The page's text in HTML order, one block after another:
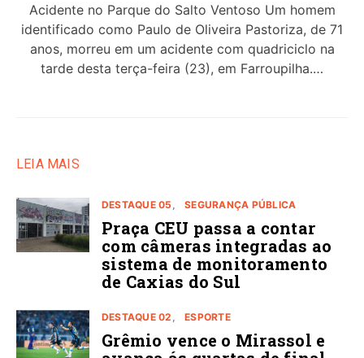
Acidente no Parque do Salto Ventoso Um homem
identificado como Paulo de Oliveira Pastoriza, de 71
anos, morreu em um acidente com quadriciclo na
tarde desta terça-feira (23), em Farroupilha.…
LEIA MAIS
DESTAQUE 05 SEGURANÇA PÚBLICA
Praça CEU passa a contar
com câmeras integradas ao
sistema de monitoramento
de Caxias do Sul
DESTAQUE 02 ESPORTE
Grêmio vence o Mirassol e